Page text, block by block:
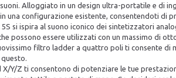
Alloggiato in un design ultra-portatile e di
una configurazione esistente, consentendoti di
si ispira al suono iconico dei sintetizzatori
essere utilizzati con un massimo di
filtro ladder a quattro poli ti consente
Y/Z ti consentono di potenziare le tue